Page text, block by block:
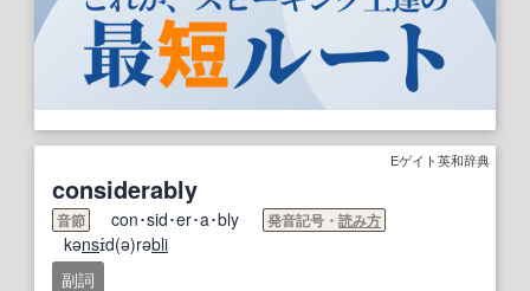
Eゲイト英和辞典
considerably
音節 con･sid･er･a･bly 発音記号・ 読み方
kənsɪ́d(ə)rəbli
副詞